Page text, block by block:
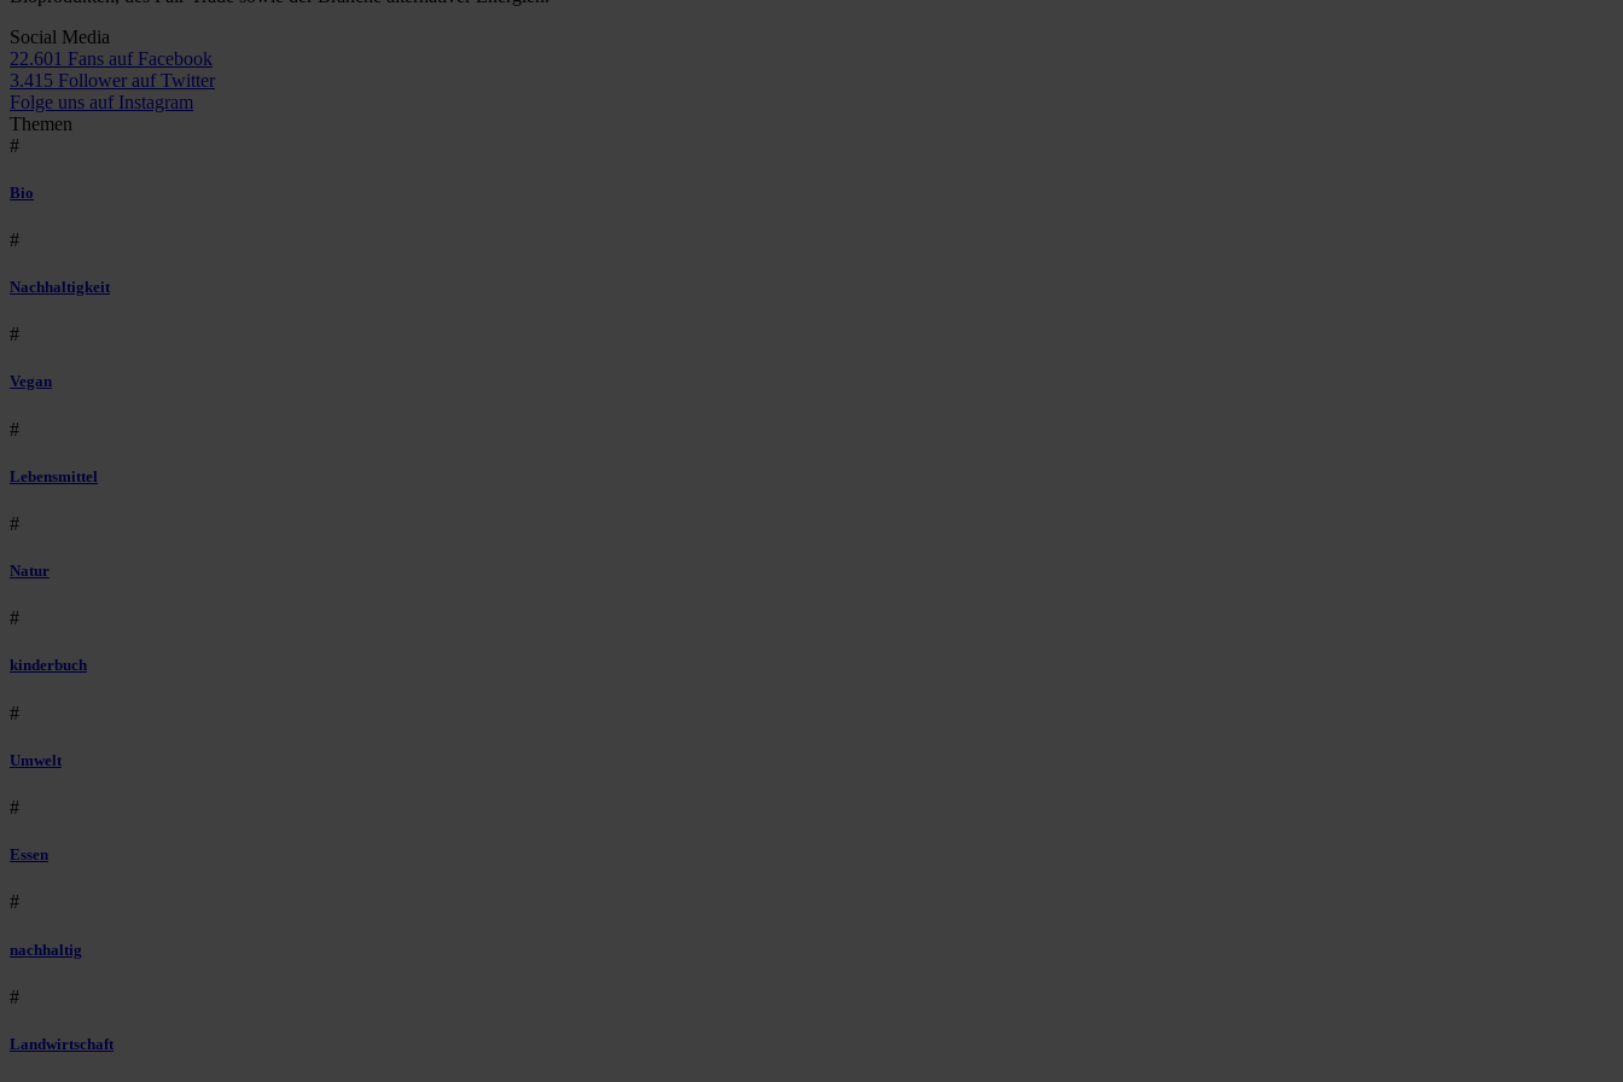
Social Media
22.601 Fans auf Facebook
3.415 Follower auf Twitter
Folge uns auf Instagram
Themen
#
Bio
#
Nachhaltigkeit
#
Vegan
#
Lebensmittel
#
Natur
#
kinderbuch
#
Umwelt
#
Essen
#
nachhaltig
#
Landwirtschaft